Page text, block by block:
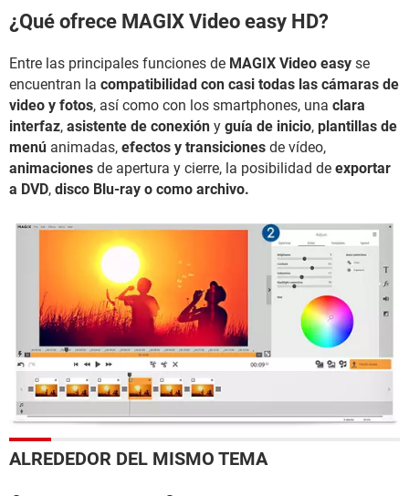
¿Qué ofrece MAGIX Video easy HD?
Entre las principales funciones de MAGIX Video easy se
encuentran la compatibilidad con casi todas las cámaras de
video y fotos, así como con los smartphones, una clara
interfaz, asistente de conexión y guía de inicio, plantillas de
menú animadas, efectos y transiciones de vídeo,
animaciones de apertura y cierre, la posibilidad de exportar
a DVD, disco Blu-ray o como archivo.
ALREDEDOR DEL MISMO TEMA